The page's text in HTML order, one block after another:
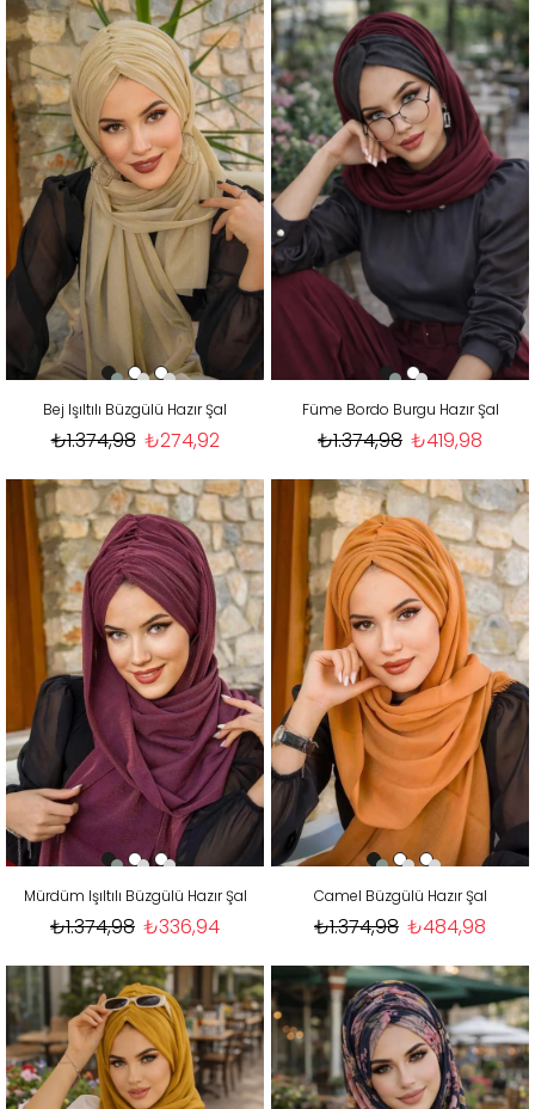
Bej Işıltılı Büzgülü Hazır Şal
₺274,92
₺1.374,98
Füme Bordo Burgu Hazır Şal
₺419,98
₺1.374,98
Mürdüm Işıltılı Büzgülü Hazır Şal
₺336,94
₺1.374,98
Camel Büzgülü Hazır Şal
₺484,98
₺1.374,98